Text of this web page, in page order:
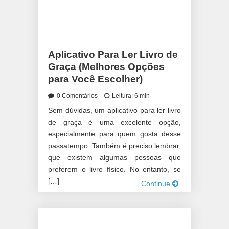
Aplicativo Para Ler Livro de
Graça (Melhores Opções
para Você Escolher)
0 Comentários Leitura: 6 min
Sem dúvidas, um aplicativo para ler livro
de graça é uma excelente opção,
especialmente para quem gosta desse
passatempo. Também é preciso lembrar,
que existem algumas pessoas que
preferem o livro físico. No entanto, se
[…]
Continue